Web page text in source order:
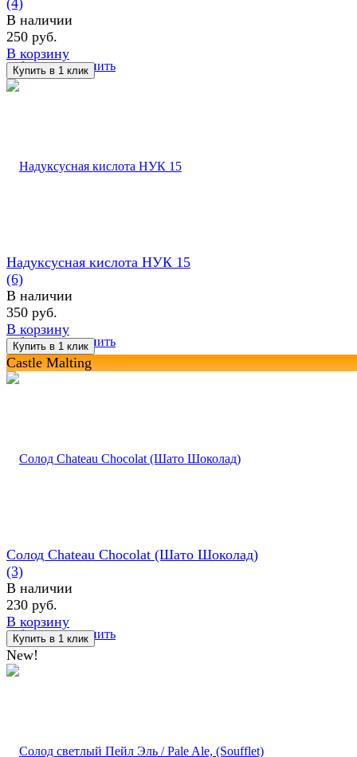
избранное сравнить
В наличии
250 руб.
В корзину
избранное сравнить
Надуксусная кислота НУК 15
(6)
В наличии
350 руб.
В корзину
Castle Malting
избранное сравнить
Солод Chateau Chocolat (Шато Шоколад)
(3)
В наличии
230 руб.
В корзину
New!